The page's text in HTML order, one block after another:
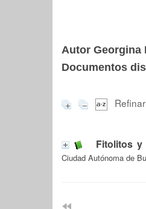
Autor Georgina
Documentos
Fitolitos y
Ciudad Autónoma de